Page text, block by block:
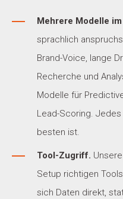
Mehrere Modelle
sprachlich
Brand-Voice, lange
Recherche und
Modelle für
Lead-Scoring.
besten ist.
Tool-Zugriff.
Setup richtigen
sich Daten direkt,